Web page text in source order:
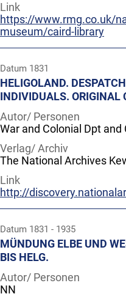
Link
https://www.rmg.co.uk/
museum/caird-library
Datum 1831
HELIGOLAND.
INDIVIDUALS. ORIGINAL
Autor/ Personen
War and Colonial Dpt and
Verlag/ Archiv
The National Archives
Link
http://
Datum 1831 - 1935
MÜNDUNG ELBE UND
BIS HELG.
Autor/ Personen
NN